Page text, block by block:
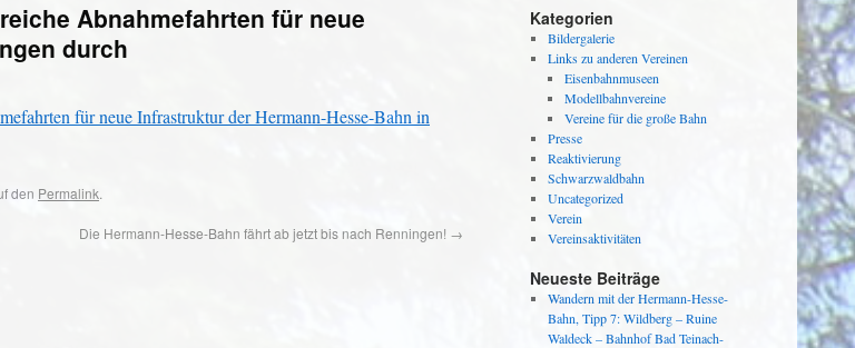
Abnahmefahrten für neue
durch
für neue Infrastruktur der Hermann-Hesse-Bahn in
den Permalink.
Die Hermann-Hesse-Bahn fährt ab jetzt bis nach Renningen! →
Kategorien
Bildergalerie
Links zu anderen Vereinen
Eisenbahnmuseen
Modellbahnvereine
Vereine für die große Bahn
Presse
Reaktivierung
Schwarzwaldbahn
Uncategorized
Verein
Vereinsaktivitäten
Neueste Beiträge
Wandern mit der Hermann-Hesse-
Bahn, Tipp 7: Wildberg – Ruine
Waldeck – Bahnhof Bad Teinach-